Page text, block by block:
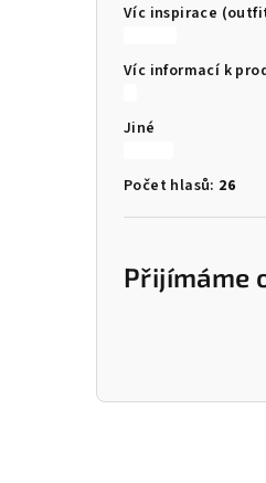
Víc inspirace
Víc informací k
Jiné
Počet hlasů: 26
Přijímáme